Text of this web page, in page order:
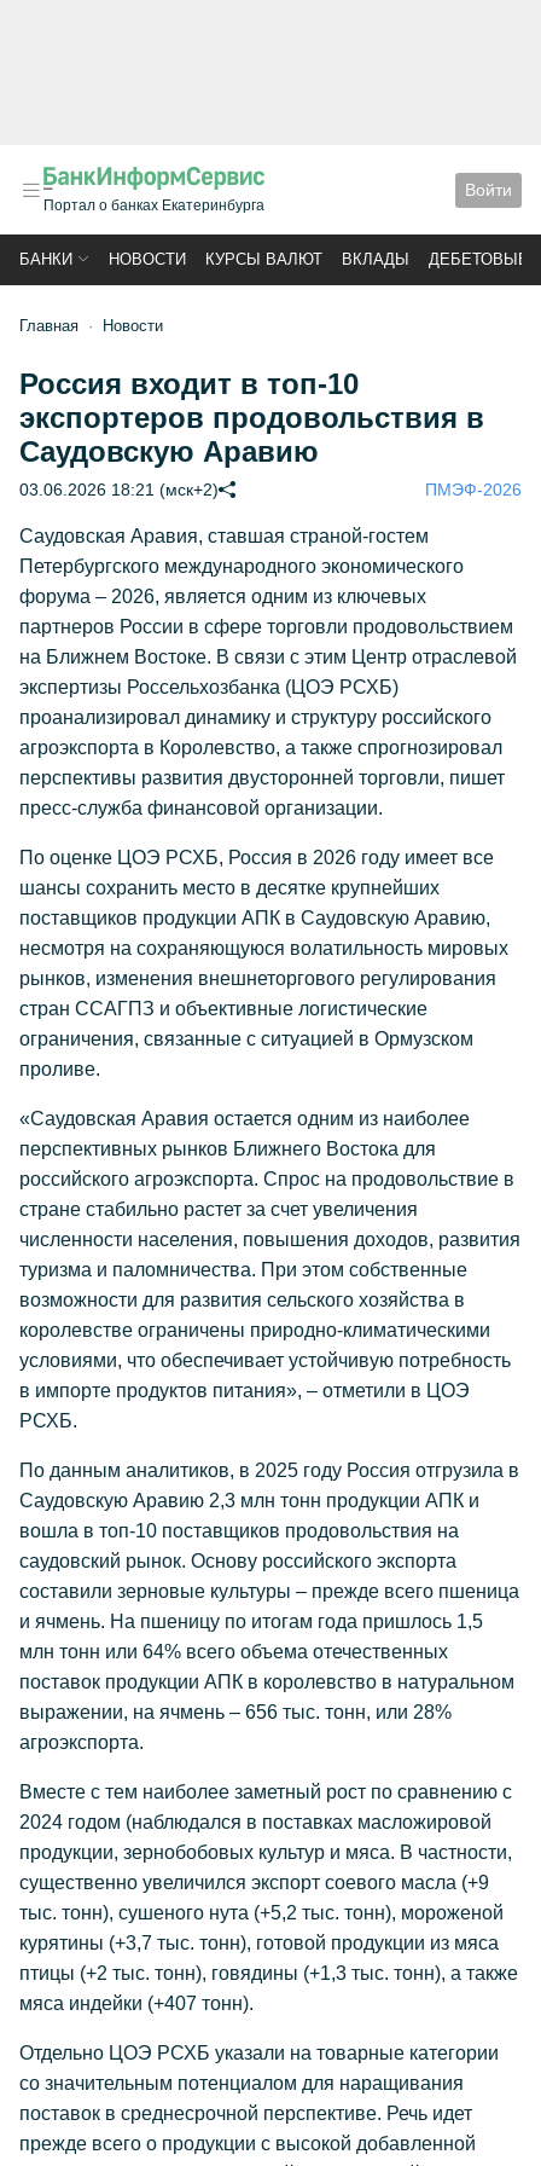
Портал о банках Екатеринбурга
Войти
БАНКИ НОВОСТИ КУРСЫ ВАЛЮТ ВКЛАДЫ ДЕБЕТОВЫЕ
Главная Новости
Россия входит в топ-10
экспортеров продовольствия в
Саудовскую Аравию
03.06.2026 18:21 (мск+2) ПМЭФ-2026
Саудовская Аравия, ставшая страной-гостем
Петербургского международного экономического
форума – 2026, является одним из ключевых
партнеров России в сфере торговли продовольствием
на Ближнем Востоке. В связи с этим Центр отраслевой
экспертизы Россельхозбанка (ЦОЭ РСХБ)
проанализировал динамику и структуру российского
агроэкспорта в Королевство, а также спрогнозировал
перспективы развития двусторонней торговли, пишет
пресс-служба финансовой организации.
По оценке ЦОЭ РСХБ, Россия в 2026 году имеет все
шансы сохранить место в десятке крупнейших
поставщиков продукции АПК в Саудовскую Аравию,
несмотря на сохраняющуюся волатильность мировых
рынков, изменения внешнеторгового регулирования
стран ССАГПЗ и объективные логистические
ограничения, связанные с ситуацией в Ормузском
проливе.
«Саудовская Аравия остается одним из наиболее
перспективных рынков Ближнего Востока для
российского агроэкспорта. Спрос на продовольствие в
стране стабильно растет за счет увеличения
численности населения, повышения доходов, развития
туризма и паломничества. При этом собственные
возможности для развития сельского хозяйства в
королевстве ограничены природно-климатическими
условиями, что обеспечивает устойчивую потребность
в импорте продуктов питания», – отметили в ЦОЭ
РСХБ.
По данным аналитиков, в 2025 году Россия отгрузила в
Саудовскую Аравию 2,3 млн тонн продукции АПК и
вошла в топ-10 поставщиков продовольствия на
саудовский рынок. Основу российского экспорта
составили зерновые культуры – прежде всего пшеница
и ячмень. На пшеницу по итогам года пришлось 1,5
млн тонн или 64% всего объема отечественных
поставок продукции АПК в королевство в натуральном
выражении, на ячмень – 656 тыс. тонн, или 28%
агроэкспорта.
Вместе с тем наиболее заметный рост по сравнению с
2024 годом (наблюдался в поставках масложировой
продукции, зернобобовых культур и мяса. В частности,
существенно увеличился экспорт соевого масла (+9
тыс. тонн), сушеного нута (+5,2 тыс. тонн), мороженой
курятины (+3,7 тыс. тонн), готовой продукции из мяса
птицы (+2 тыс. тонн), говядины (+1,3 тыс. тонн), а также
мяса индейки (+407 тонн).
Отдельно ЦОЭ РСХБ указали на товарные категории
со значительным потенциалом для наращивания
поставок в среднесрочной перспективе. Речь идет
прежде всего о продукции с высокой добавленной